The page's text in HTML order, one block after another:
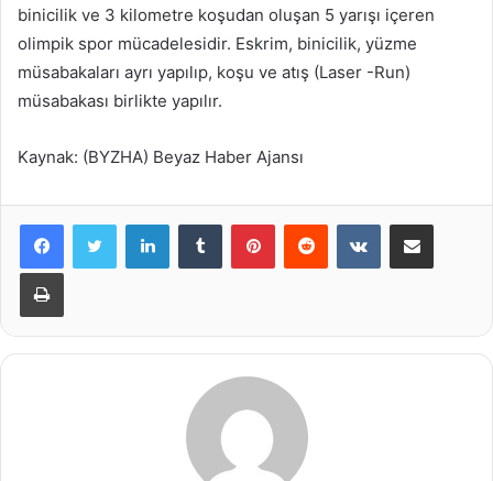
binicilik ve 3 kilometre koşudan oluşan 5 yarışı içeren
olimpik spor mücadelesidir. Eskrim, binicilik, yüzme
müsabakaları ayrı yapılıp, koşu ve atış (Laser -Run)
müsabakası birlikte yapılır.
Kaynak: (BYZHA) Beyaz Haber Ajansı
LinkedInTumblr PinterestReddit VKontakteE-Posta ile paylaş
Yazdır